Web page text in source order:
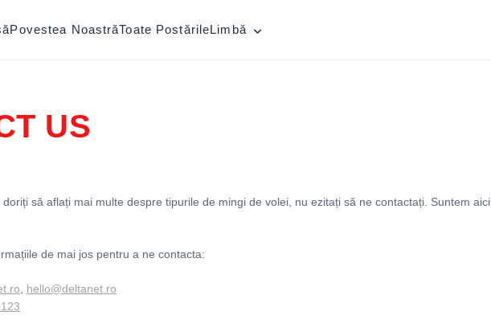
Povestea NoastrăToate PostărileLimbă
US
să aflați mai multe despre tipurile de mingi de volei, nu ezitați să ne contactați. Suntem aici
de mai jos pentru a ne contacta:
, hello@deltanet.ro